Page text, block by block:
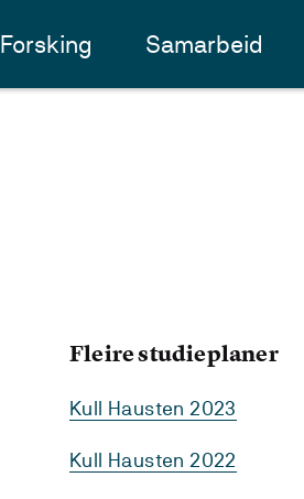
Forsking Samarbeid
Fleire studieplaner
Kull Hausten 2023
Kull Hausten 2022